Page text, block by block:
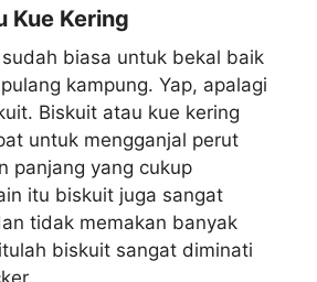
Kue Kering
biasa untuk bekal baik
kampung. Yap, apalagi
Biskuit atau kue kering
untuk mengganjal perut
panjang yang cukup
itu biskuit juga sangat
tidak memakan banyak
biskuit sangat diminati